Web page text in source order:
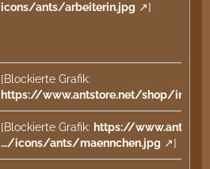
icons/ants/arbeiterin.jpg
]
[Blockierte Grafik:
https://www.antstore.net/shop/
[Blockierte Grafik: https://
…/icons/ants/maennchen.jpg
]